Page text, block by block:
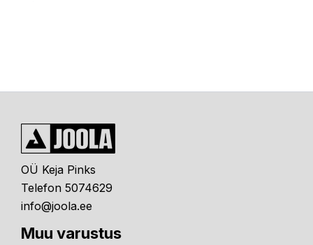
OÜ Keja Pinks
Telefon 5074629
info@joola.ee
Muu varustus